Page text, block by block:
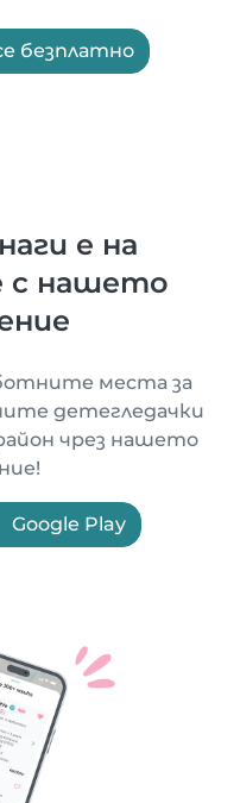
безплатно
е на
с нашето
места за
детегледачки
чрез нашето
Google Play